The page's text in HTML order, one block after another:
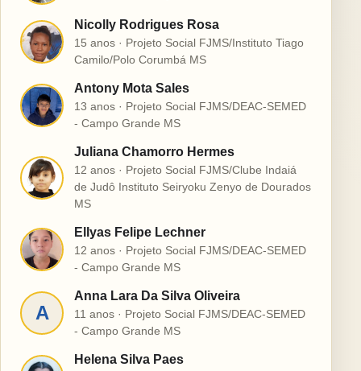
N
Nicolly Rodrigues Rosa
15 anos · Projeto Social FJMS/Instituto Tiago
Camilo/Polo Corumbá MS
A
Antony Mota Sales
13 anos · Projeto Social FJMS/DEAC-SEMED
- Campo Grande MS
J
Juliana Chamorro Hermes
12 anos · Projeto Social FJMS/Clube Indaiá
de Judô Instituto Seiryoku Zenyo de Dourados
MS
E
Ellyas Felipe Lechner
12 anos · Projeto Social FJMS/DEAC-SEMED
- Campo Grande MS
A
Anna Lara Da Silva Oliveira
11 anos · Projeto Social FJMS/DEAC-SEMED
- Campo Grande MS
Helena Silva Paes